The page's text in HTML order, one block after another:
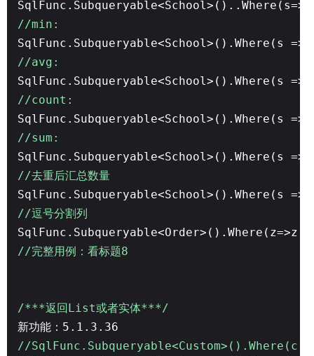
//min:
//avg:
SqlFunc.Subqueryable<School>().Where(s
//count:
SqlFunc.Subqueryable<School>().Where(s
//sum:
SqlFunc.Subqueryable<School>().Where(s
//去重后汇总数量
SqlFunc.Subqueryable<School>().Where(s
//逗号分割列
//完整用例：看标题8
/***返回List或者实体***/
新功能：5.1.3.36
//